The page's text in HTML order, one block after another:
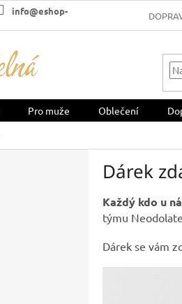
info@eshop-
Pro muže Oblečení
Dárek
Každý kdo u
týmu
Dárek se vám